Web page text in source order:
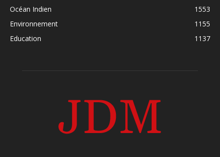
Océan Indien
1553
Environnement
1155
Education
1137